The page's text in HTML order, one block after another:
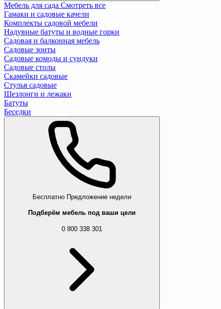
Мебель для сада Смотреть все
Гамаки и садовые качели
Комплекты садовой мебели
Надувные батуты и водные горки
Садовая и балконная мебель
Садовые зонты
Садовые комоды и сундуки
Садовые столы
Скамейки садовые
Стулья садовые
Шезлонги и лежаки
Батуты
Беседки
Бесплатно Предложение недели
Подберём мебель под ваши цели
0 800 338 301